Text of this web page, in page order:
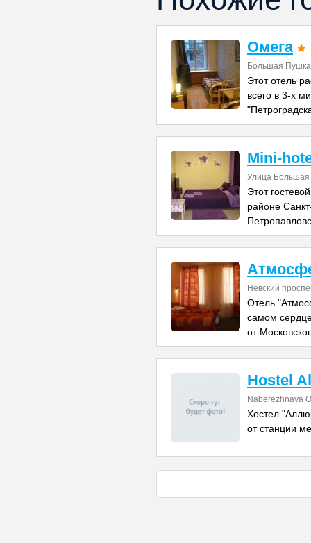
Омега
Большая
Этот отель
всего в 3-х
Mini-
Улица Большая
Этот
районе
Невский
Отель
самом
от
Hostel
Naberezhnaya
Хостел
от станции